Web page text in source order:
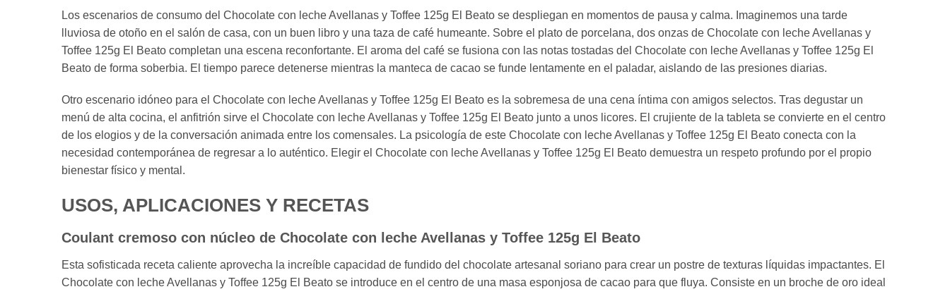
Los escenarios de consumo del Chocolate con leche Avellanas y Toffee 125g El Beato se despliegan en momentos de pausa y calma. Imaginemos una tarde
lluviosa de otoño en el salón de casa, con un buen libro y una taza de café humeante. Sobre el plato de porcelana, dos onzas de Chocolate con leche Avellanas y
Toffee 125g El Beato completan una escena reconfortante. El aroma del café se fusiona con las notas tostadas del Chocolate con leche Avellanas y Toffee 125g El
Beato de forma soberbia. El tiempo parece detenerse mientras la manteca de cacao se funde lentamente en el paladar, aislando de las presiones diarias.
Otro escenario idóneo para el Chocolate con leche Avellanas y Toffee 125g El Beato es la sobremesa de una cena íntima con amigos selectos. Tras degustar un
menú de alta cocina, el anfitrión sirve el Chocolate con leche Avellanas y Toffee 125g El Beato junto a unos licores. El crujiente de la tableta se convierte en el centro
de los elogios y de la conversación animada entre los comensales. La psicología de este Chocolate con leche Avellanas y Toffee 125g El Beato conecta con la
necesidad contemporánea de regresar a lo auténtico. Elegir el Chocolate con leche Avellanas y Toffee 125g El Beato demuestra un respeto profundo por el propio
bienestar físico y mental.
USOS, APLICACIONES Y RECETAS
Coulant cremoso con núcleo de Chocolate con leche Avellanas y Toffee 125g El Beato
Esta sofisticada receta caliente aprovecha la increíble capacidad de fundido del chocolate artesanal soriano para crear un postre de texturas líquidas impactantes. El
Chocolate con leche Avellanas y Toffee 125g El Beato se introduce en el centro de una masa esponjosa de cacao para que fluya. Consiste en un broche de oro ideal